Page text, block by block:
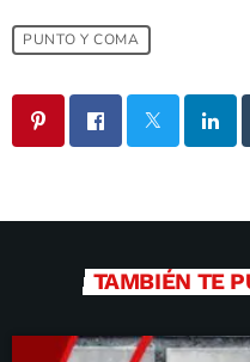
PUNTO Y COMA
TAMBIÉN TE